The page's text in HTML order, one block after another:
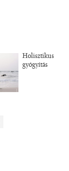
Holisztikus
gyógyítás